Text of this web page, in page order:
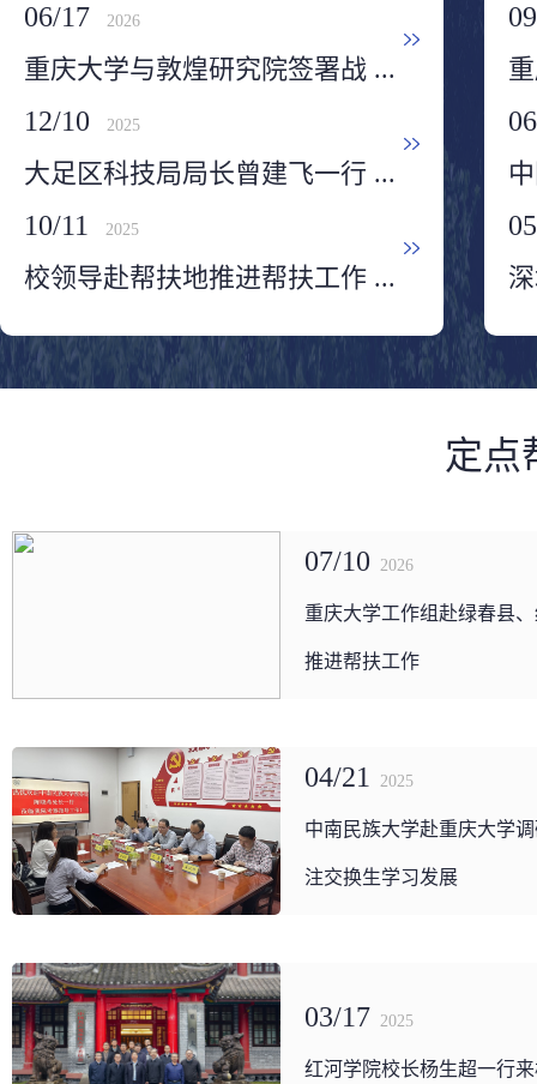
06/17 2026
重庆大学与敦煌研究院签署战 ...
12/10 2025
大足区科技局局长曾建飞一行 ...
10/11 2025
校领导赴帮扶地推进帮扶工作 ...
定点
07/10 2026
重庆大学工作组赴绿春县
推进帮扶工作
04/21 2025
中南民族大学赴重庆大学
注交换生学习发展
03/17 2025
红河学院校长杨生超一行